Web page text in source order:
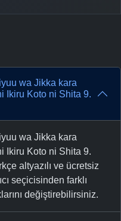
wa Jikka kara
Ikiru Koto ni Shita 9.
wa Jikka kara
Ikiru Koto ni Shita 9.
altyazılı ve ücretsiz
seçicisinden farklı
değiştirebilirsiniz.